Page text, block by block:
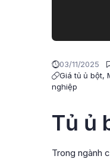
03/11/2025
Giá tủ ủ bột,
nghiệp
Tủ ủ
Trong ngành